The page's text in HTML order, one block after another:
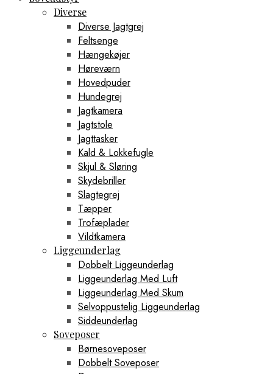
Diverse
Diverse Jagtgrej
Feltsenge
Hængekøjer
Høreværn
Hovedpuder
Hundegrej
Jagtkamera
Jagtstole
Jagttasker
Kald & Lokkefugle
Skjul & Sløring
Skydebriller
Slagtegrej
Tæpper
Trofæplader
Vildtkamera
Liggeunderlag
Dobbelt Liggeunderlag
Liggeunderlag Med Luft
Liggeunderlag Med Skum
Selvoppustelig Liggeunderlag
Siddeunderlag
Soveposer
Børnesoveposer
Dobbelt Soveposer